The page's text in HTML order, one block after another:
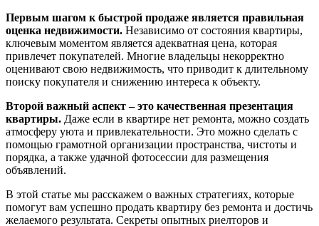
Первым шагом к быстрой продаже является правильная
оценка недвижимости. Независимо от состояния квартиры,
ключевым моментом является адекватная цена, которая
привлечет покупателей. Многие владельцы некорректно
оценивают свою недвижимость, что приводит к длительному
поиску покупателя и снижению интереса к объекту.
Второй важный аспект – это качественная презентация
квартиры. Даже если в квартире нет ремонта, можно создать
атмосферу уюта и привлекательности. Это можно сделать с
помощью грамотной организации пространства, чистоты и
порядка, а также удачной фотосессии для размещения
объявлений.
В этой статье мы расскажем о важных стратегиях, которые
помогут вам успешно продать квартиру без ремонта и достичь
желаемого результата. Секреты опытных риелторов и